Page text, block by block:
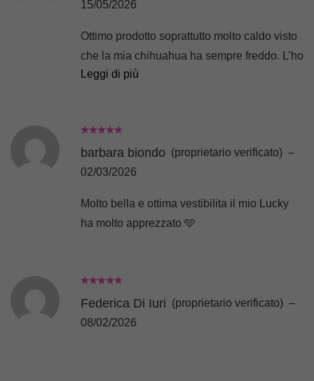
15/05/2026
Ottimo prodotto soprattutto molto caldo visto
che la mia chihuahua ha sempre freddo. L’ho
ordinata ed è arrivato dopo due giorni. Sono
Leggi di più
barbara biondo (proprietario verificato) –
02/03/2026
Molto bella e ottima vestibilita il mio Lucky
ha molto apprezzato 🩵
Federica Di Iuri (proprietario verificato) –
08/02/2026